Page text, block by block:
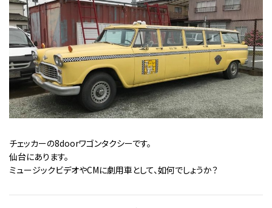
チェッカーの8doorワゴンタクシーです。
仙台にあります。
ミュージックビデオやCMに劇用車として、如何でしょうか？